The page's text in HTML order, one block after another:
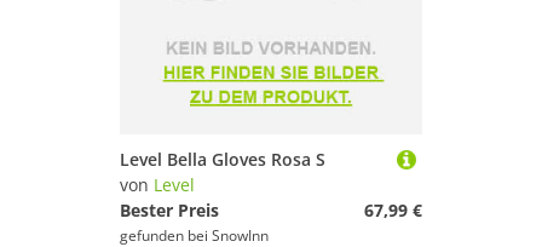
Level Bella Gloves Rosa S
von Level
Bester Preis
67,99 €
gefunden bei SnowInn